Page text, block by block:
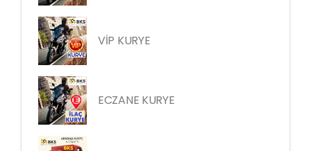
VİP KURYE
ECZANE KURYE